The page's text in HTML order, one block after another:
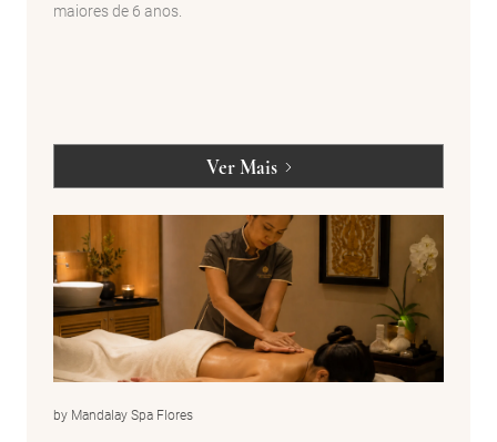
maiores de 6 anos.
Ver Mais
by Mandalay Spa Flores